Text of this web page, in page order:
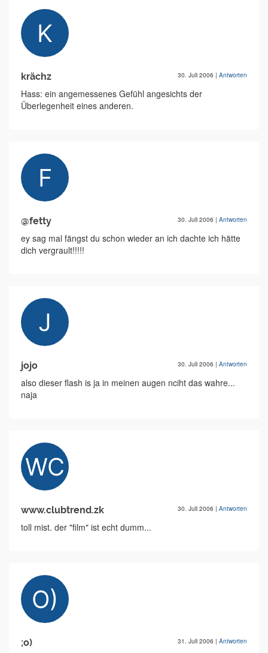
krächz 30. Juli 2006 | Antworten
Hass: ein angemessenes Gefühl angesichts der
Überlegenheit eines anderen.
@fetty 30. Juli 2006 | Antworten
ey sag mal fängst du schon wieder an ich dachte ich hätte
dich vergrault!!!!!
jojo 30. Juli 2006 | Antworten
also dieser flash is ja in meinen augen nciht das wahre...
naja
www.clubtrend.zk 30. Juli 2006 | Antworten
toll mist. der "film" ist echt dumm...
;o) 31. Juli 2006 | Antworten